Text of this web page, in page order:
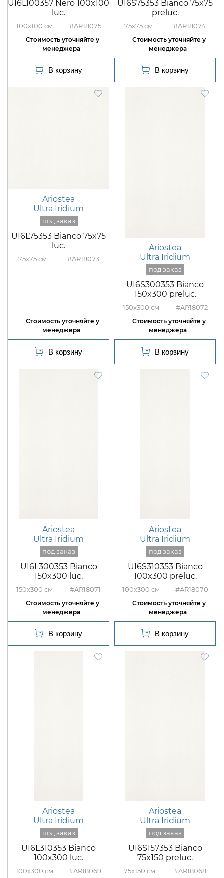
UI6L100357 Nero 100x100
luc.
100x100 #AR18075
UI6S75353 Bianco 75x75
preluc.
75x75 #AR18074
Ariostea
Ultra Iridium
UI6L75353 Bianco 75x75
luc.
75x75 #AR18073
Ariostea
Ultra Iridium
UI6S300353 Bianco
150x300 preluc.
150x300 #AR18072
Ariostea
Ultra Iridium
UI6L300353 Bianco
150x300 luc.
150x300 #AR18071
Ariostea
Ultra Iridium
UI6S310353 Bianco
100x300 preluc.
100x300 #AR18070
Ariostea
Ultra Iridium
UI6L310353 Bianco
100x300 luc.
100x300 #AR18069
Ariostea
Ultra Iridium
UI6S157353 Bianco
75x150 preluc.
75x150 #AR18068